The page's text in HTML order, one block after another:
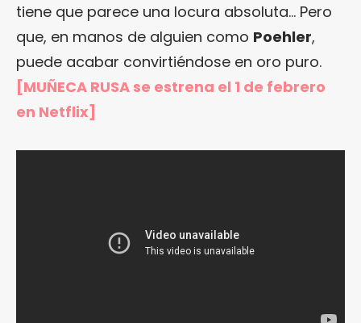
tiene que parece una locura absoluta… Pero
que, en manos de alguien como Poehler,
puede acabar convirtiéndose en oro puro.
[MUÑECA RUSA se estrena el 1 de febrero
en Netflix]